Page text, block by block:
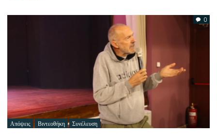
0
Απόψεις Βιντεοθήκη Συνέλευση